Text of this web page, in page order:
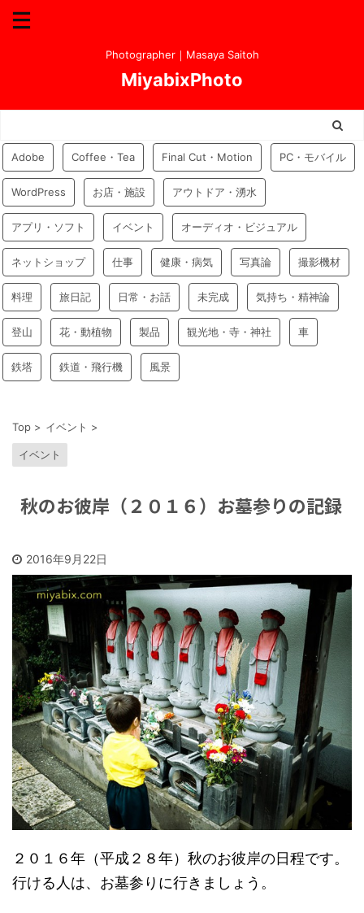
Photographer｜Masaya Saitoh
MiyabixPhoto
Adobe Coffee・Tea Final Cut・Motion PC・モバイル
WordPress お店・施設 アウトドア・湧水
アプリ・ソフト イベント オーディオ・ビジュアル
ネットショップ 仕事 健康・病気 写真論 撮影機材
料理 旅日記 日常・お話 未完成 気持ち・精神論
登山 花・動植物 製品 観光地・寺・神社 車
鉄塔 鉄道・飛行機 風景
Top > イベント >
イベント
秋のお彼岸（２０１６）お墓参りの記録
2016年9月22日
２０１６年（平成２８年）秋のお彼岸の日程です。
行ける人は、お墓参りに行きましょう。